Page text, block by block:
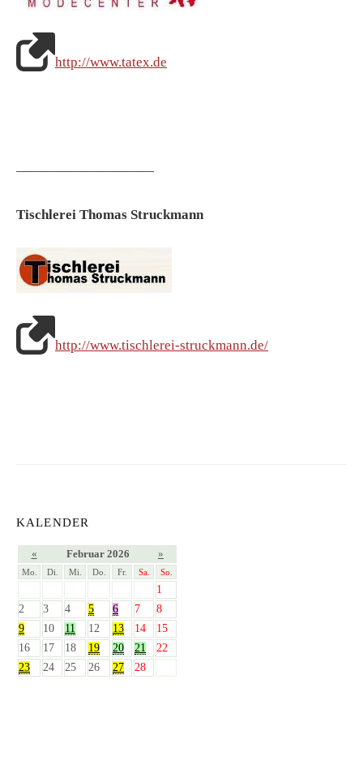
http://www.tatex.de
——————————
Tischlerei Thomas Struckmann
http://www.tischlerei-struckmann.de/
KALENDER
« Februar 2026 »
Mo. Di. Mi. Do. Fr. Sa. So.
1
2
3 4 5 6 7
8
9
10 11 12 13 14
15
16
17 18 19 20 21
22
23
24 25 26 27 28